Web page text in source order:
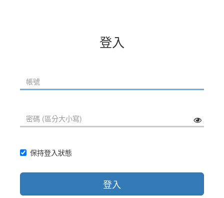
登入
保持登入狀態
登入